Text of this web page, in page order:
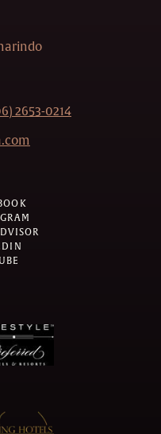
2653-0214